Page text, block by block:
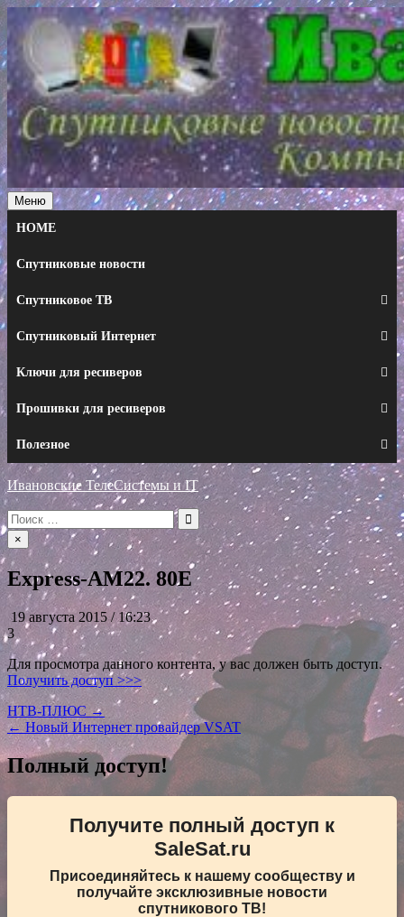
Перейти
к
содержимому
Меню
HOME
Спутниковые новости
Спутниковое ТВ
Спутниковый Интернет
Ключи для ресиверов
Прошивки для ресиверов
Полезное
Ивановские ТелеСистемы и IT
Искать:
×
Express-AM22. 80E
19 августа 2015 / 16:23
3
Для просмотра данного контента, у вас должен быть доступ.
Получить доступ >>>
Навигация
по
записям
НТВ-ПЛЮС →
← Новый Интернет провайдер VSAT
Полный доступ!
Получите полный доступ к
SaleSat.ru
Присоединяйтесь к нашему сообществу и
получайте эксклюзивные новости
спутникового ТВ!